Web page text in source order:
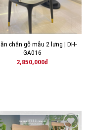
chân gỗ mẫu 2 lưng | DH-
GA016
2,850,000đ